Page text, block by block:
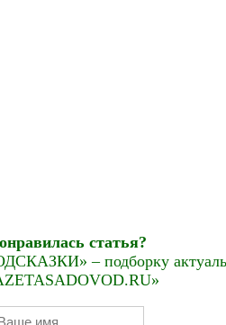
статья?
– подборку